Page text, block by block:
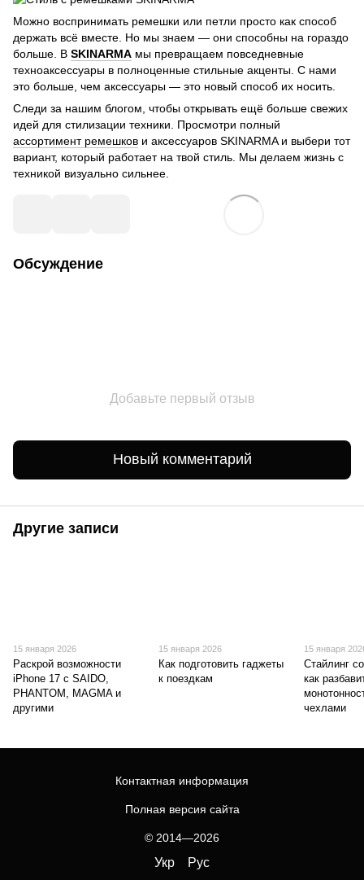
Можно воспринимать ремешки или петли просто как способ
держать всё вместе. Но мы знаем — они способны на гораздо
больше. В SKINARMA мы превращаем повседневные
техноаксессуары в полноценные стильные акценты. С нами
это больше, чем аксессуары — это новый способ их носить.
Следи за нашим блогом, чтобы открывать ещё больше свежих
идей для стилизации техники. Просмотри полный
ассортимент ремешков и аксессуаров SKINARMA и выбери тот
вариант, который работает на твой стиль. Мы делаем жизнь с
техникой визуально сильнее.
Обсуждение
Добавьте первый отзыв
Новый комментарий
Другие записи
15 января 2026
Раскрой возможности
iPhone 17 с SAIDO,
PHANTOM, MAGMA и
другими
15 января 2026
Как подготовить гаджеты
к поездкам
15 января
Стайлинг
как
чехлами
Контактная информация
Полная версия сайта
© 2014—2026
Укр Рус